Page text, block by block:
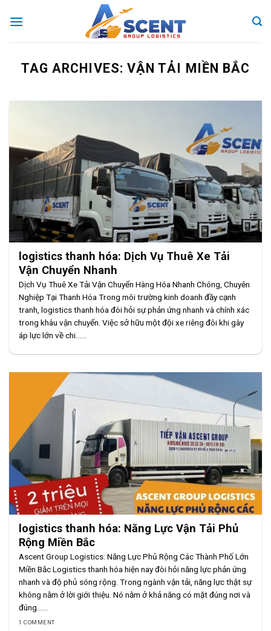
TAG ARCHIVES: VẬN TẢI MIỀN BẮC
logistics thanh hóa: Dịch Vụ Thuê Xe Tải
Vận Chuyển Nhanh
Dịch Vụ Thuê Xe Tải Vận Chuyển Hàng Hóa Nhanh Chóng, Chuyên
Nghiệp Tại Thanh Hóa Trong môi trường kinh doanh đầy cạnh
tranh, logistics thanh hóa đòi hỏi sự phản ứng nhanh và chính xác
trong khâu vận chuyển. Việc sở hữu một đội xe riêng đôi khi gây
áp lực lớn về chi......
logistics thanh hóa: Năng Lực Vận Tải Phủ
Rộng Miền Bắc
Ascent Group Logistics: Năng Lực Phủ Rộng Các Thành Phố Lớn
Miền Bắc Logistics thanh hóa hiện nay đòi hỏi năng lực phản ứng
nhanh và độ phủ sóng rộng. Trong ngành vận tải, năng lực thật sự
không nằm ở lời giới thiệu. Nó nằm ở khả năng có mặt đúng nơi và
đúng......
1 COMMENT